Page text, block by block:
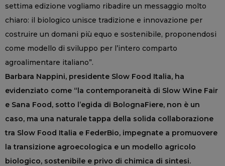
settima edizione vogliamo ribadire un messaggio molto
chiaro: il biologico unisce tradizione e innovazione per
costruire un domani più equo e sostenibile, proponendosi
come modello di sviluppo per l’intero comparto
agroalimentare italiano”.
Barbara Nappini, presidente Slow Food Italia, ha
evidenziato come “la contemporaneità di Slow Wine Fair
e Sana Food, sotto l’egida di BolognaFiere, non è un
caso, ma una naturale tappa della solida collaborazione
tra Slow Food Italia e FederBio, impegnate a promuovere
la transizione agroecologica e un modello agricolo
biologico, sostenibile e privo di chimica di sintesi.